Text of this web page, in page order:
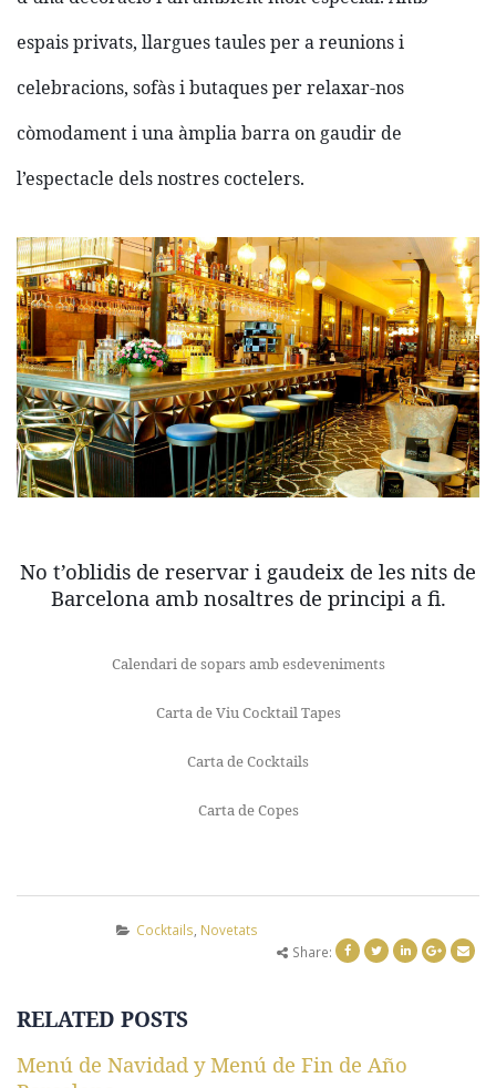
espais privats, llargues taules per a reunions i
celebracions, sofàs i butaques per relaxar-nos
còmodament i una àmplia barra on gaudir de
l’espectacle dels nostres coctelers.
No t’oblidis de reservar i gaudeix de les nits de
Barcelona amb nosaltres de principi a fi.
Calendari de sopars amb esdeveniments
Carta de Viu Cocktail Tapes
Carta de Cocktails
Carta de Copes
Cocktails Novetats
Share:
RELATED POSTS
Vivo Tapes Restaurant de moda